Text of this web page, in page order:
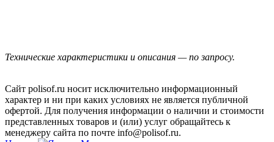
Технические характеристики и описания — по запросу.
Сайт polisof.ru носит исключительно информационный
характер и ни при каких условиях не является публичной
офертой. Для получения информации о наличии и стоимости
представленных товаров и (или) услуг обращайтесь к
менеджеру сайта по почте info@polisof.ru.